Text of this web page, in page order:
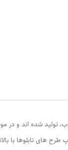
تولید شده اند و در
های تابلوها با